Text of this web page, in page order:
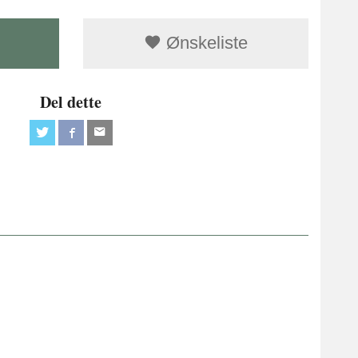
Ønskeliste
Del dette